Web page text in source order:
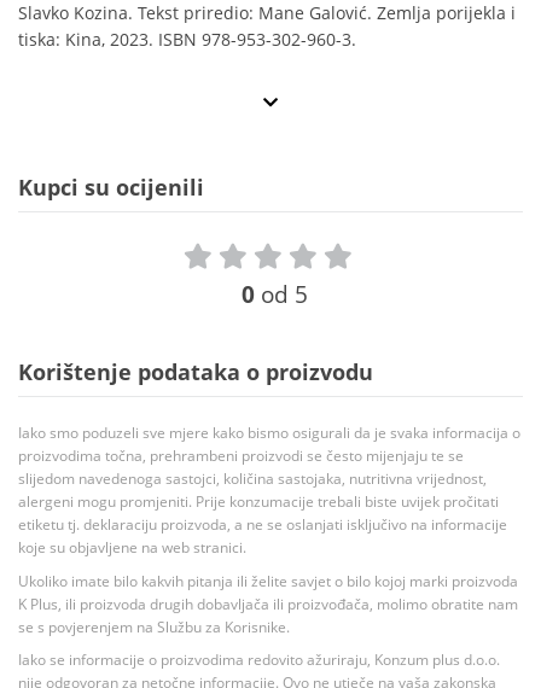
Slavko Kozina. Tekst priredio: Mane Galović. Zemlja porijekla i
tiska: Kina, 2023. ISBN 978-953-302-960-3.
Kupci su ocijenili
0 od 5
Korištenje podataka o proizvodu
Iako smo poduzeli sve mjere kako bismo osigurali da je svaka informacija o
proizvodima točna, prehrambeni proizvodi se često mijenjaju te se
slijedom navedenoga sastojci, količina sastojaka, nutritivna vrijednost,
alergeni mogu promjeniti. Prije konzumacije trebali biste uvijek pročitati
etiketu tj. deklaraciju proizvoda, a ne se oslanjati isključivo na informacije
koje su objavljene na web stranici.
Ukoliko imate bilo kakvih pitanja ili želite savjet o bilo kojoj marki proizvoda
K Plus, ili proizvoda drugih dobavljača ili proizvođača, molimo obratite nam
se s povjerenjem na Službu za Korisnike.
Iako se informacije o proizvodima redovito ažuriraju, Konzum plus d.o.o.
nije odgovoran za netočne informacije. Ovo ne utječe na vaša zakonska